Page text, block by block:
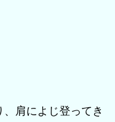
肩によじ登ってき